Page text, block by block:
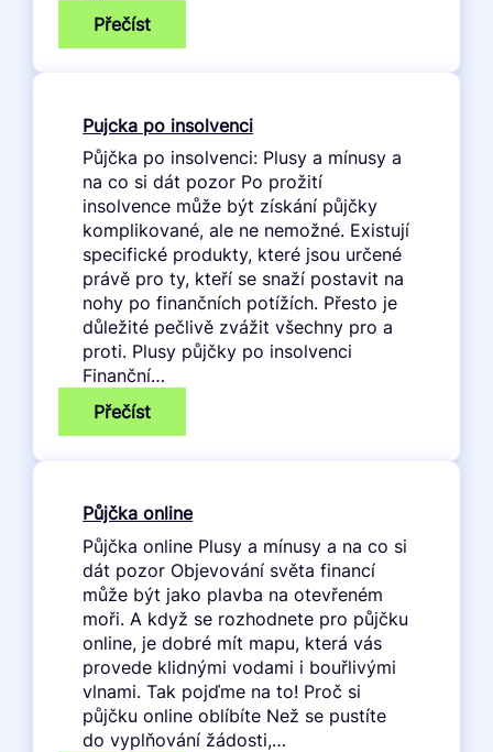
Přečíst:
Půjčka
Pujcka po insolvenci
Půjčka po insolvenci: Plusy a mínusy a
na co si dát pozor Po prožití
insolvence může být získání půjčky
komplikované, ale ne nemožné. Existují
specifické produkty, které jsou určené
právě pro ty, kteří se snaží postavit na
nohy po finančních potížích. Přesto je
důležité pečlivě zvážit všechny pro a
proti. Plusy půjčky po insolvenci
Finanční…
Přečíst:
Pujcka
Půjčka online
Půjčka online Plusy a mínusy a na co si
dát pozor Objevování světa financí
může být jako plavba na otevřeném
moři. A když se rozhodnete pro půjčku
online, je dobré mít mapu, která vás
provede klidnými vodami i bouřlivými
vlnami. Tak pojďme na to! Proč si
půjčku online oblíbíte Než se pustíte
do vyplňování žádosti,…